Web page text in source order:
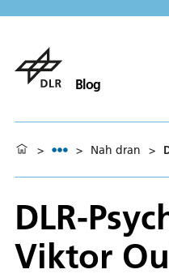
Blog
> > Nah dran >
DLR-
Viktor